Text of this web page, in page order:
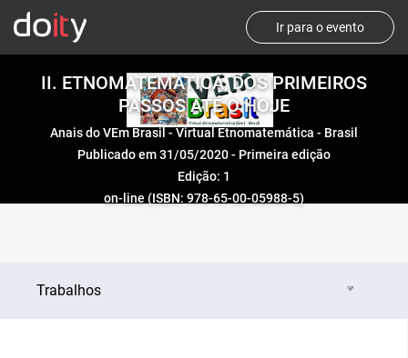
Ir para o evento
II. ETNOMATEMÁTICA, DOS PRIMEIROS
PASSOS ATÉ O HOJE
Anais do VEm Brasil - Virtual Etnomatemática - Brasil
Publicado em 31/05/2020 - Primeira edição
Edição: 1
on-line (ISBN: 978-65-00-05988-5)
Trabalhos